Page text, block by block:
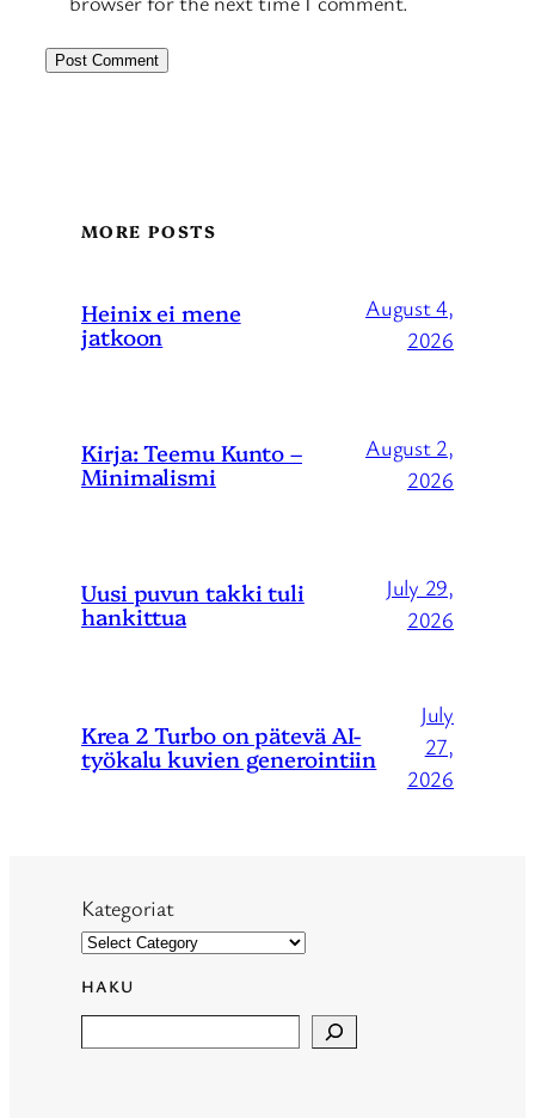
MORE POSTS
Heinix ei mene
jatkoon
August 4,
2026
Kirja: Teemu Kunto –
Minimalismi
August 2,
2026
Uusi puvun takki tuli
hankittua
July 29,
2026
Krea 2 Turbo on pätevä AI-
työkalu kuvien generointiin
July
27,
2026
Kategoriat
HAKU